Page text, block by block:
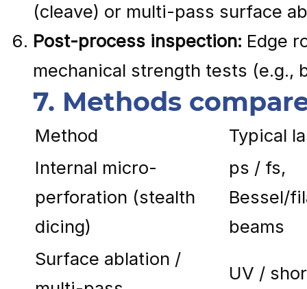
(cleave) or multi-pass surface
Post-process inspection: Edge
mechanical strength tests
7. Methods
Method
Typical
Internal micro-
perforation (stealth
dicing)
ps / fs,
Bessel/
beams
Surface ablation /
UV /